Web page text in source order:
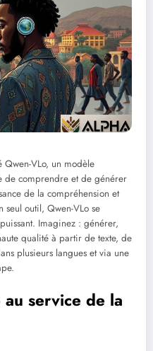
Qwen-VLo, un modèle
de comprendre et de générer
de la compréhension et
outil, Qwen-VLo se
Imaginez : générer,
qualité à partir de texte, de
plusieurs langues et via une
service de la